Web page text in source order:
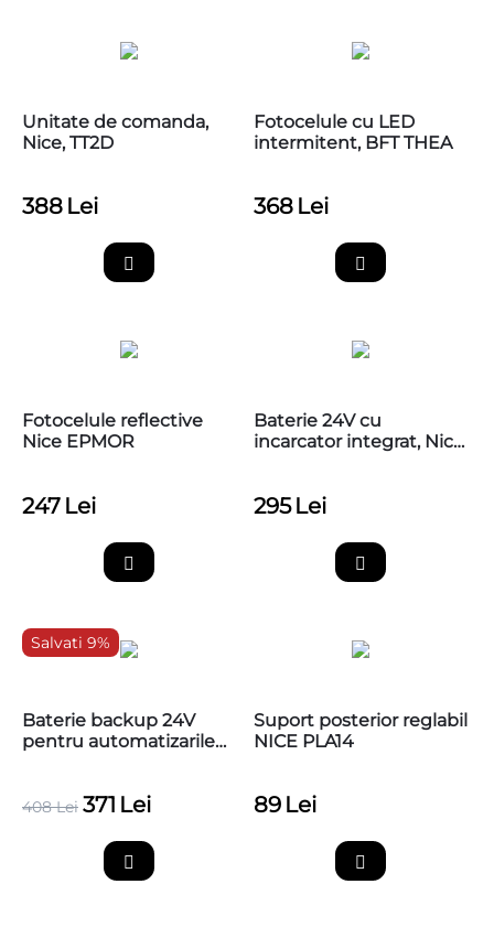
Unitate de comanda,
Nice, TT2D
388 Lei
Fotocelule cu LED
intermitent, BFT THEA
368 Lei
Fotocelule reflective
Nice EPMOR
247 Lei
Baterie 24V cu
incarcator integrat, Nice
295 Lei
Salvati 9%
Baterie backup 24V
pentru automatizarile
408 Lei 371 Lei
Suport posterior reglabil
NICE PLA14
89 Lei